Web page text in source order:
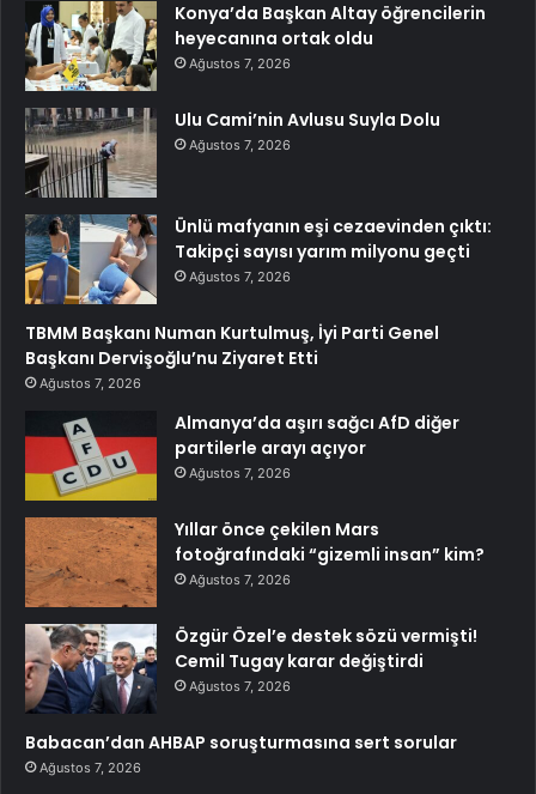
Konya’da Başkan Altay öğrencilerin
heyecanına ortak oldu
Ağustos 7, 2026
Ulu Cami’nin Avlusu Suyla Dolu
Ağustos 7, 2026
Ünlü mafyanın eşi cezaevinden çıktı:
Takipçi sayısı yarım milyonu geçti
Ağustos 7, 2026
TBMM Başkanı Numan Kurtulmuş, İyi Parti Genel
Başkanı Dervişoğlu’nu Ziyaret Etti
Ağustos 7, 2026
Almanya’da aşırı sağcı AfD diğer
partilerle arayı açıyor
Ağustos 7, 2026
Yıllar önce çekilen Mars
fotoğrafındaki “gizemli insan” kim?
Ağustos 7, 2026
Özgür Özel’e destek sözü vermişti!
Cemil Tugay karar değiştirdi
Ağustos 7, 2026
Babacan’dan AHBAP soruşturmasına sert sorular
Ağustos 7, 2026